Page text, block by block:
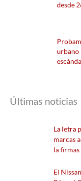
desde
urbano
Últimas noticias
La letra
marcas
la firmas
El